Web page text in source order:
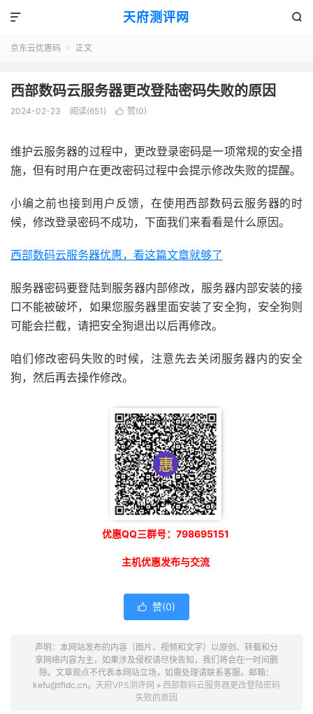
天府测评网 

京东云优惠码  正文
西部数码云服务器更改登陆密码失败的原因
2024-02-23 阅读(651)  赞(0)
维护云服务器的过程中，更改登录密码是一项常规的安全措
施，但有时用户在更改密码过程中会提示修改失败的提醒。
小编之前也接到用户反馈，在使用西部数码云服务器的时
候，修改登录密码不成功，下面我们来看看是什么原因。
西部数码云服务器优惠，看这篇文章就够了
服务器密码要登陆到服务器内部修改，服务器内部安装的接
口不能被破坏，如果您服务器里面安装了安全狗，安全狗则
可能会拦截，请把安全狗退出以后再修改。
咱们修改密码失败的时候，注意先去关闭服务器内的安全
狗，然后再去操作修改。
优惠QQ三群号：798695151
主机优惠发布与交流
 赞(0)
声明：本网站发布的内容（图片、视频和文字）以原创、转载和分
享网络内容为主，如果涉及侵权请尽快告知，我们将会在一时间删
除。文章观点不代表本网站立场，如需处理请联系客服。邮箱：
kefu@tfidc.cn。 天府VPS测评网 » 西部数码云服务器更改登陆密码
失败的原因